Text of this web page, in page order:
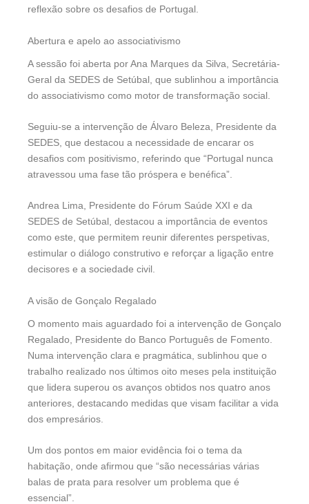
reflexão sobre os desafios de Portugal.
Abertura e apelo ao associativismo
A sessão foi aberta por Ana Marques da Silva, Secretária-
Geral da SEDES de Setúbal, que sublinhou a importância
do associativismo como motor de transformação social.
Seguiu-se a intervenção de Álvaro Beleza, Presidente da
SEDES, que destacou a necessidade de encarar os
desafios com positivismo, referindo que “Portugal nunca
atravessou uma fase tão próspera e benéfica”.
Andrea Lima, Presidente do Fórum Saúde XXI e da
SEDES de Setúbal, destacou a importância de eventos
como este, que permitem reunir diferentes perspetivas,
estimular o diálogo construtivo e reforçar a ligação entre
decisores e a sociedade civil.
A visão de Gonçalo Regalado
O momento mais aguardado foi a intervenção de Gonçalo
Regalado, Presidente do Banco Português de Fomento.
Numa intervenção clara e pragmática, sublinhou que o
trabalho realizado nos últimos oito meses pela instituição
que lidera superou os avanços obtidos nos quatro anos
anteriores, destacando medidas que visam facilitar a vida
dos empresários.
Um dos pontos em maior evidência foi o tema da
habitação, onde afirmou que “são necessárias várias
balas de prata para resolver um problema que é
essencial”.